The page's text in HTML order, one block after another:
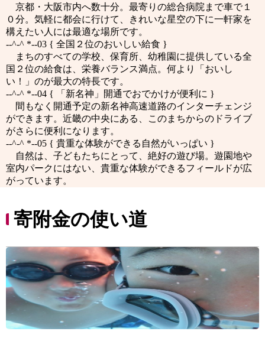
京都・大阪市内へ数十分。最寄りの総合病院まで車で１
０分。気軽に都会に行けて、きれいな星空の下に一軒家を
構えたい人には最適な場所です。
--^-^ *--03 { 全国２位のおいしい給食 }
まちのすべての学校、保育所、幼稚園に提供している全
国２位の給食は、栄養バランス満点。何より「おいし
い！」のが最大の特長です。
--^-^ *--04 { 「新名神」開通でおでかけが便利に }
間もなく開通予定の新名神高速道路のインターチェンジ
ができます。近畿の中央にある、このまちからのドライブ
がさらに便利になります。
--^-^ *--05 { 貴重な体験ができる自然がいっぱい }
自然は、子どもたちにとって、絶好の遊び場。遊園地や
室内パークにはない、貴重な体験ができるフィールドが広
がっています。
寄附金の使い道